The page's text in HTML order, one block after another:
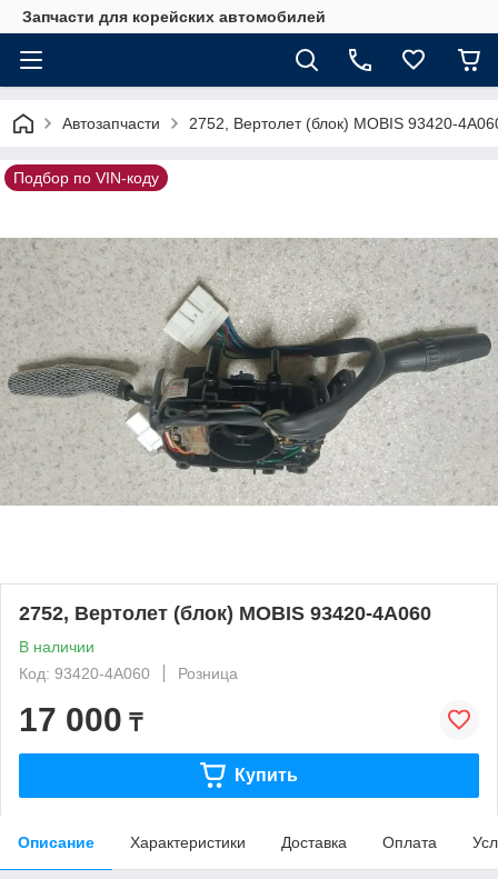
Запчасти для корейских автомобилей
Автозапчасти 2752, Вертолет (блок) MOBIS 93420-
Подбор по VIN-коду
2752, Вертолет (блок) MOBIS 93420-4A060
В наличии
Код: 93420-4A060
Розница
17 000 ₸
Купить
Описание Характеристики Доставка Оплата